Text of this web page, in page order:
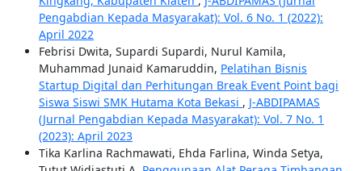
Pengabdian Kepada Masyarakat): Vol. 6 No. 1 (2022):
April 2022
Febrisi Dwita, Supardi Supardi, Nurul Kamila,
Muhammad Junaid Kamaruddin, Pelatihan Bisnis
Startup Digital dan Perhitungan Break Event Point bagi
Siswa Siswi SMK Hutama Kota Bekasi , J-ABDIPAMAS
(Jurnal Pengabdian Kepada Masyarakat): Vol. 7 No. 1
(2023): April 2023
Tika Karlina Rachmawati, Ehda Farlina, Winda Setya,